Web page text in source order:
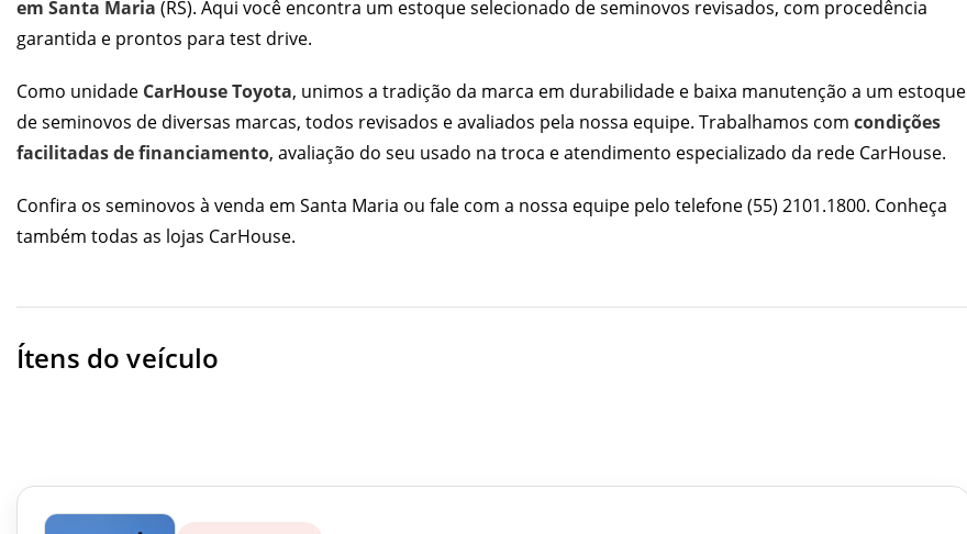
em Santa Maria (RS). Aqui você encontra um estoque selecionado de seminovos revisados, com procedência
garantida e prontos para test drive.
Como unidade CarHouse Toyota, unimos a tradição da marca em durabilidade e baixa manutenção a um estoque
de seminovos de diversas marcas, todos revisados e avaliados pela nossa equipe. Trabalhamos com condições
facilitadas de financiamento, avaliação do seu usado na troca e atendimento especializado da rede CarHouse.
Confira os seminovos à venda em Santa Maria ou fale com a nossa equipe pelo telefone(55) 2101.1800. Conheça
também todas as lojas CarHouse.
Ítens do veículo